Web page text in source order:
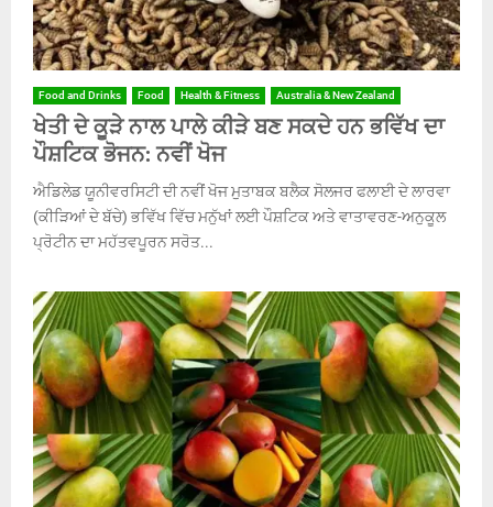
Food and Drinks Food Health & Fitness Australia & New Zealand
ਖੇਤੀ ਦੇ ਕੂੜੇ ਨਾਲ ਪਾਲੇ ਕੀੜੇ ਬਣ ਸਕਦੇ ਹਨ ਭਵਿੱਖ ਦਾ
ਪੌਸ਼ਟਿਕ ਭੋਜਨ: ਨਵੀਂ ਖੋਜ
ਐਡਿਲੇਡ ਯੂਨੀਵਰਸਿਟੀ ਦੀ ਨਵੀਂ ਖੋਜ ਮੁਤਾਬਕ ਬਲੈਕ ਸੋਲਜਰ ਫਲਾਈ ਦੇ ਲਾਰਵਾ
(ਕੀੜਿਆਂ ਦੇ ਬੱਚੇ) ਭਵਿੱਖ ਵਿੱਚ ਮਨੁੱਖਾਂ ਲਈ ਪੌਸ਼ਟਿਕ ਅਤੇ ਵਾਤਾਵਰਣ-ਅਨੁਕੂਲ
ਪ੍ਰੋਟੀਨ ਦਾ ਮਹੱਤਵਪੂਰਨ ਸਰੋਤ...